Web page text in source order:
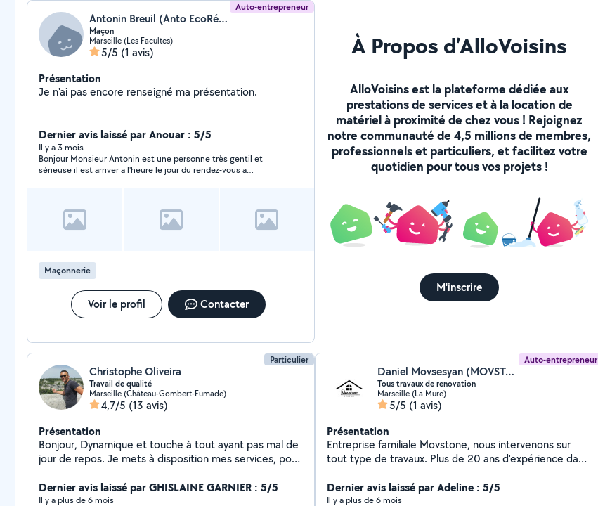
Auto-entrepreneur
Antonin Breuil (Anto EcoRéno)
Maçon
Marseille (Les Facultes)
5/5 (1 avis)
Présentation
Je n'ai pas encore renseigné ma présentation.
Dernier avis laissé par Anouar : 5/5
Il y a 3 mois
Bonjour Monsieur Antonin est une personne très gentil et
sérieuse il est arriver a l'heure le jour du rendez-vous a
réactif
Maçonnerie
Voir le profil Contacter
À Propos d’AlloVoisins
AlloVoisins est la plateforme dédiée aux
prestations de services et à la location de
matériel à proximité de chez vous ! Rejoignez
notre communauté de 4,5 millions de membres,
professionnels et particuliers, et facilitez votre
quotidien pour tous vos projets !
M'inscrire
Particulier
Christophe Oliveira
Travail de qualité
Marseille (Château-Gombert-Fumade)
4,7/5 (13 avis)
Présentation
Bonjour, Dynamique et touche à tout ayant pas mal de
jour de repos. Je mets à disposition mes services, pour
taille des haies... Mais aussi bricolage en tout genre.
(Je possède tout le matériel nécessaire) Étant limité
Dernier avis laissé par GHISLAINE GARNIER : 5/5
Il y a plus de 6 mois
Auto-entrepreneur
Daniel Movsesyan (MOVSTONE)
Tous travaux de renovation
Marseille (La Mure)
5/5 (1 avis)
Présentation
Entreprise familiale Movstone, nous intervenons sur
tout type de travaux. Plus de 20 ans d'expérience dans
complet et personnalisé pour tous vos travaux intérieur
ou extérieur. Je mets mon savoir-faire et ma rigueur au
Dernier avis laissé par Adeline : 5/5
Il y a plus de 6 mois